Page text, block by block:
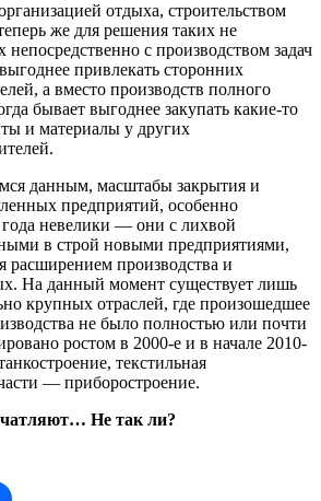
отдыха, строительством
же для решения таких не
непосредственно с производством задач
привлекать сторонних
а вместо производств полного
бывает выгоднее закупать какие-то
и материалы у других
данным, масштабы закрытия и
предприятий, особенно
невелики — они с лихвой
в строй новыми предприятиями,
расширением производства и
На данный момент существует лишь
крупных отраслей, где произошедшее
не было полностью или почти
ростом в 2000-е и в начале 2010-
текстильная
— приборостроение.
Не так ли?